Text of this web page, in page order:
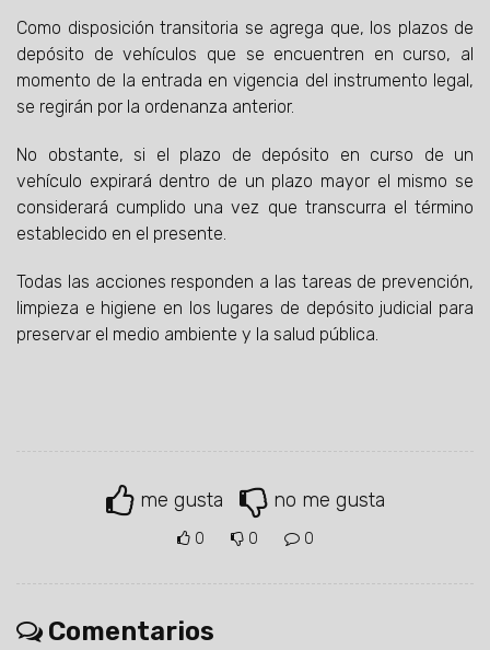
Como disposición transitoria se agrega que, los plazos de
depósito de vehículos que se encuentren en curso, al
momento de la entrada en vigencia del instrumento legal,
se regirán por la ordenanza anterior.
No obstante, si el plazo de depósito en curso de un
vehículo expirará dentro de un plazo mayor el mismo se
considerará cumplido una vez que transcurra el término
establecido en el presente.
Todas las acciones responden a las tareas de prevención,
limpieza e higiene en los lugares de depósito judicial para
preservar el medio ambiente y la salud pública.
me gusta no me gusta
0 0 0
Comentarios